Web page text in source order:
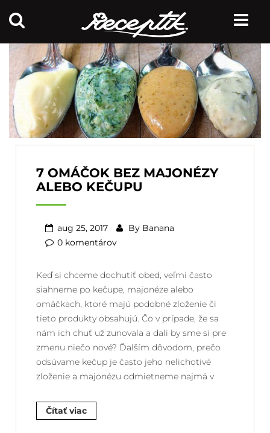
7 OMÁČOK BEZ MAJONÉZY
ALEBO KEČUPU
aug 25, 2017 By Banana
0 komentárov
Keď si chceme dochutiť obed, veľmi často
siahneme po kečupe, majonéze alebo
omáčkach, ktoré majú podobné zloženie či
tieto produkty obsahujú. Čo v prípade, že sa
nám ich chuť už zunovala a dali by sme si pre
zmenu niečo nové? Ďalším dôvodom, prečo
odsúvame kečup je často jeho nelichotivé
zloženie a majonézu odmietneme najmä v
Čítať viac